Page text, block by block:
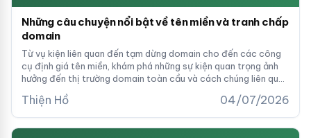
Những câu chuyện nổi bật về tên miền và tranh chấp
domain
Từ vụ kiện liên quan đến tạm dừng domain cho đến các công
cụ định giá tên miền, khám phá những sự kiện quan trọng ảnh
hưởng đến thị trường domain toàn cầu và cách chúng liên quan
Thiện Hồ 04/07/2026